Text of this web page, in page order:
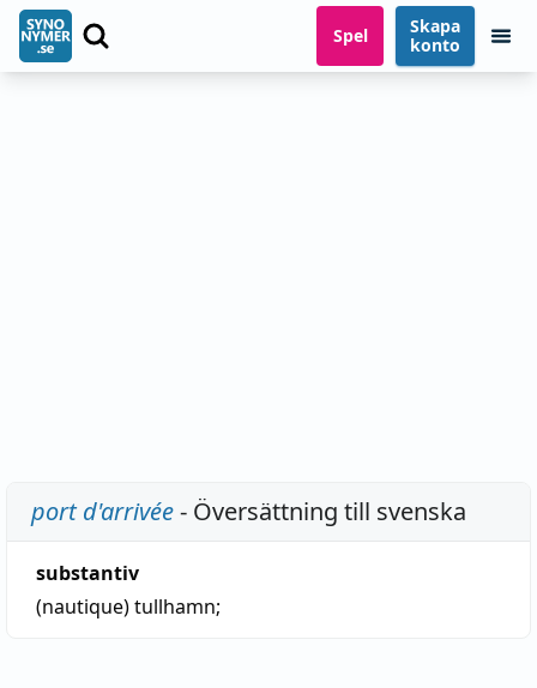
Spel
Skapa
konto
port d'arrivée- Översättning till svenska
substantiv
(nautique)tullhamn;